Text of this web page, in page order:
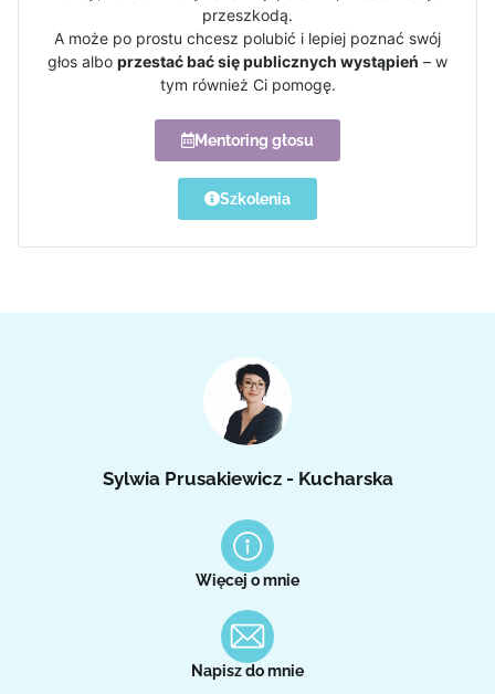
przeszkodą.
A może po prostu chcesz polubić i lepiej poznać swój
głos albo przestać bać się publicznych wystąpień – w
tym również Ci pomogę.
Mentoring głosu
Szkolenia
Sylwia Prusakiewicz - Kucharska
Więcej o mnie
Napisz do mnie